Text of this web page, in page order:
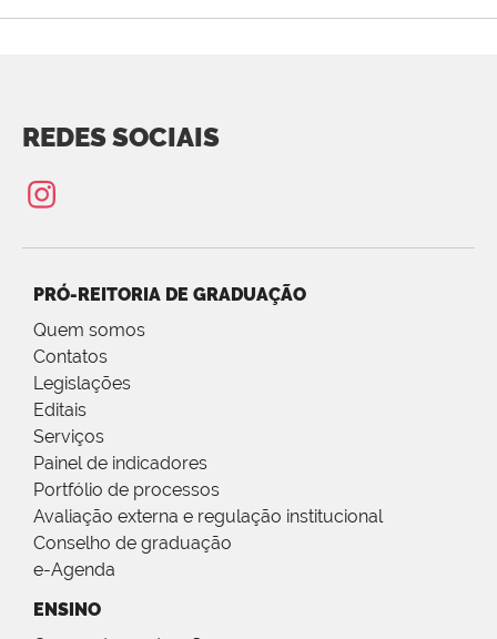
REDES SOCIAIS
PRÓ-REITORIA DE GRADUAÇÃO
Quem somos
Contatos
Legislações
Editais
Serviços
Painel de indicadores
Portfólio de processos
Avaliação externa e regulação institucional
Conselho de graduação
e-Agenda
ENSINO